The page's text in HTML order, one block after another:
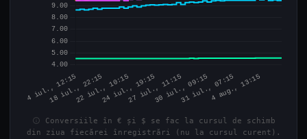
info Conversiile în € și $ se fac la cursul de schimb
din ziua fiecărei înregistrări (nu la cursul curent).